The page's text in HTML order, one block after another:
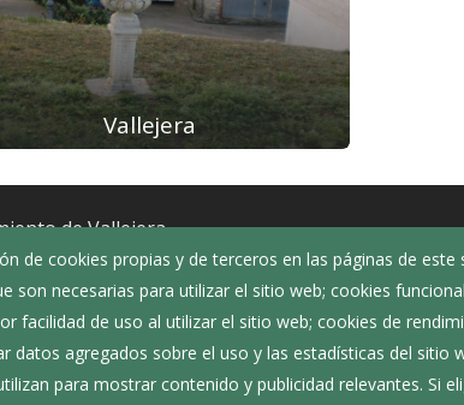
Vallejera
de cookies propias y de terceros en las páginas de este
son necesarias para utilizar el sitio web; cookies
facilidad de uso al utilizar el sitio web; cookies de
datos agregados sobre el uso y las estadísticas del sitio
para mostrar contenido y publicidad relevantes. Si
de Vallejera
Juan 14 - 34260